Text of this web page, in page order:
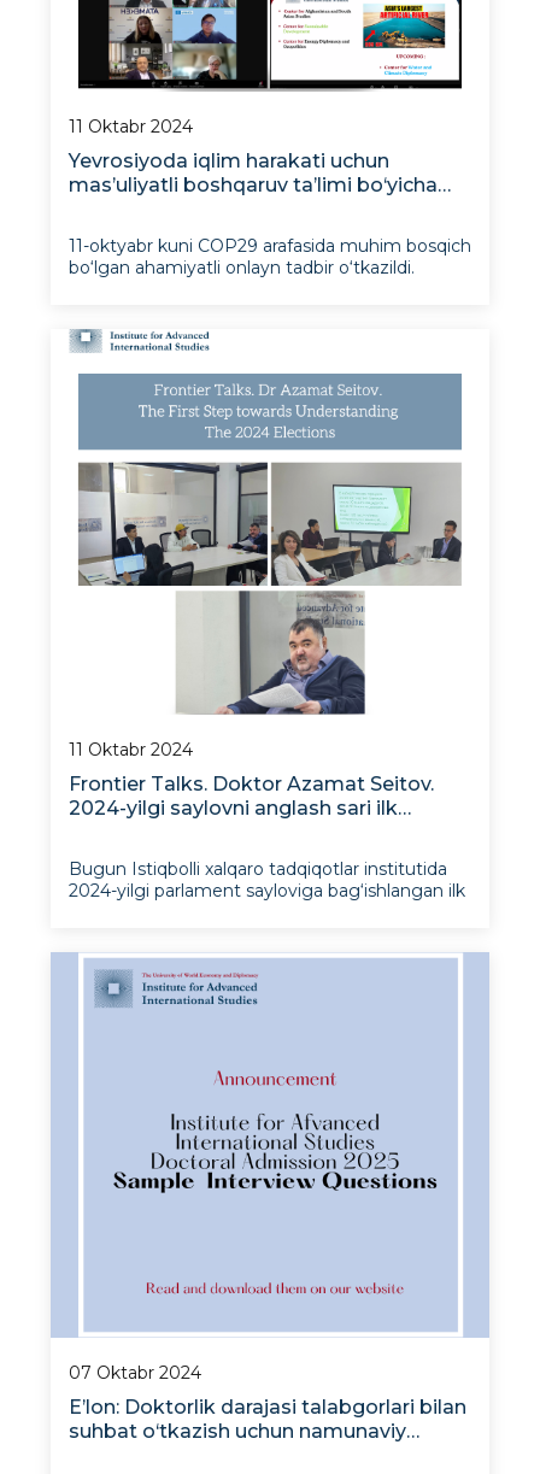
11 Oktabr 2024
Yevrosiyoda iqlim harakati uchun
mas’uliyatli boshqaruv ta’limi bo‘yicha
11-oktyabr kuni COP29 arafasida muhim bosqich
bo‘lgan ahamiyatli onlayn tadbir o‘tkazildi.
(Principles for Responsible
11 Oktabr 2024
Frontier Talks. Doktor Azamat Seitov.
2024-yilgi saylovni anglash sari ilk
Bugun Istiqbolli xalqaro tadqiqotlar institutida
2024-yilgi parlament sayloviga bag‘ishlangan ilk
Azamat Seitov olib bordi. Bu tadbir talabalar,
o&ls
07 Oktabr 2024
E’lon: Doktorlik darajasi talabgorlari bilan
suhbat o‘tkazish uchun namunaviy